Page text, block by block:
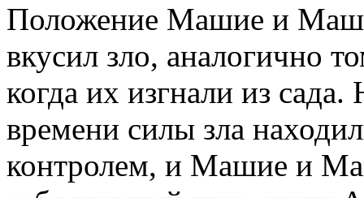
Положение Машие и
вкусил зло, аналогично
когда их изгнали из
времени силы зла
контролем, и Машие и